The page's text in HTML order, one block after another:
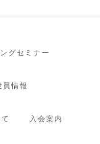
グセミナー
員情報
入会案内